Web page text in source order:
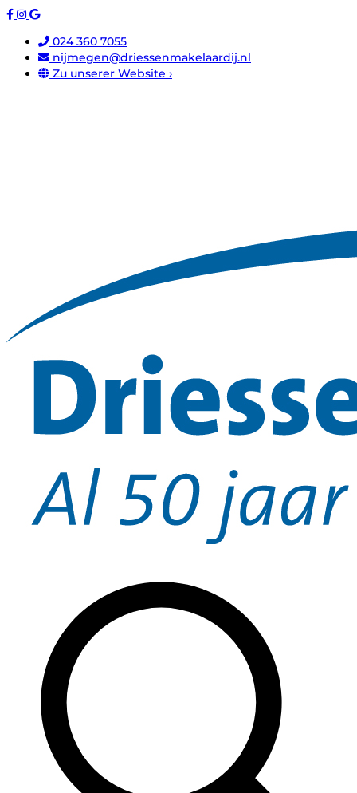
024 360 7055
nijmegen@driessenmakelaardij.nl
Zu unserer Website ›